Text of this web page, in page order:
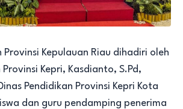
Provinsi Kepulauan Riau dihadiri oleh
Provinsi Kepri, Kasdianto, S.Pd,
Pendidikan Provinsi Kepri Kota
dan guru pendamping penerima